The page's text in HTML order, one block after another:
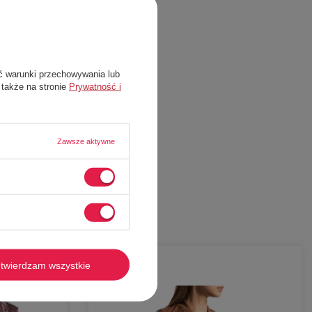
warunki przechowywania lub
na stronie Prywatność i
Zawsze aktywne
wszystkie